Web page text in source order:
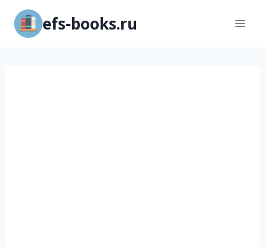
Перейти
содержимому
efs-books.ru